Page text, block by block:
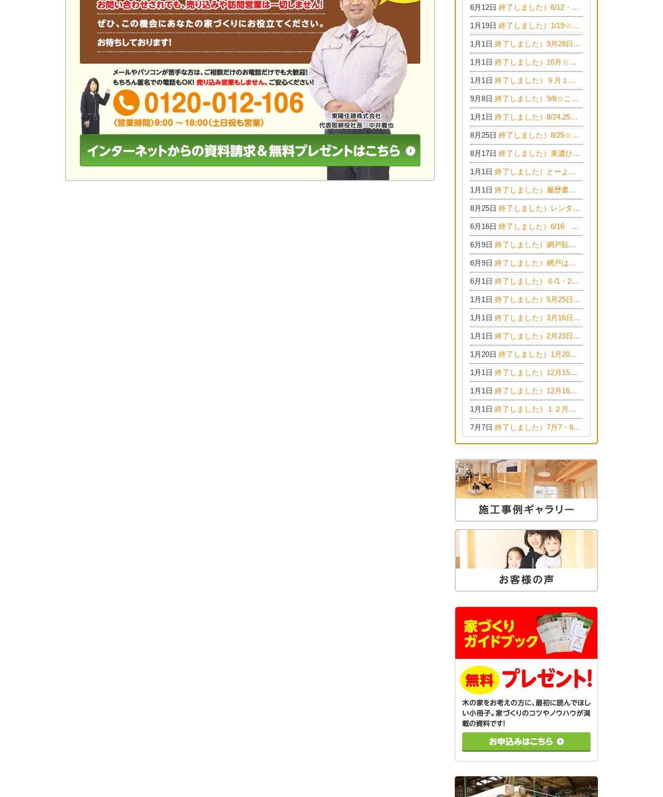
6月12日 終了しました）6/12・13☆新築ハジメテさん相談会『今ある土地に家を建てる際の注意点』
1月19日 終了しました）1/19☆新春！健康あったかまつり＆増改築リフォームまつり
1月1日 終了しました）9月28日(土)29日(日) 家の解体なんでも相談会
1月1日 終了しました）10月☆とーよーイベント情報
1月1日 終了しました）９月１２日(木) 助産師Cafe in東陽住建
9月8日 終了しました）9/8☆こども体験フェスティバル☆一宮市民会館
1月1日 終了しました）8/24.25☆住宅現場見学会
8月25日 終了しました）8/25☆家づくりのお仕事チャレンジ
8月17日 終了しました）東濃ひのき100％平屋住宅☆木の家完成見学会
1月1日 終了しました）とーよー木の学校inイオンモール木曽川
1月1日 終了しました）履歴書に書ける！子どもハンドアロマ講座☆
8月25日 終了しました）レンタルスペース☆イベント情報☆チャイルドアロマセラピスト
6月16日 終了しました）6/16 旬の家族フェアに参加します☆
6月9日 終了しました）網戸貼替えまつりへ社長よりご招待です♪
6月9日 終了しました）網戸はりかえ祭り☆今年も開催決定！
6月1日 終了しました）６/1・2 暮らしの相談会のお知らせ
1月1日 終了しました）5月25日(土)26日(日) 無垢の木の家体感見学会開催☆
1月1日 終了しました）3月16日(土)17日(日) ＥＤＩＯＮ東陽住建でんき館 総決算まつり
1月1日 終了しました）2月23日(土)24日(日) 無垢の木の家 完成見学会
1月20日 終了しました）1月20日は、新春増改築リフォームまつり＆家の修理祭り＆家電まつりです。
1月1日 終了しました）12月15.16日 構造見学会 清須市西枇杷島町弁天
1月1日 終了しました）12月16日 EDION東陽住建でんき OPEN第二弾イベント！！
1月1日 終了しました）１２月９日(日) EDION東陽住建でんき館プレＯＰＥＮ！＆家の修理まつり
7月7日 終了しました）7月7・8日（土・日）は、地震に強くて安心！暮らしを楽しむ東濃ひのきの平屋の家体験見学会を開催します。ぜひお越しください。